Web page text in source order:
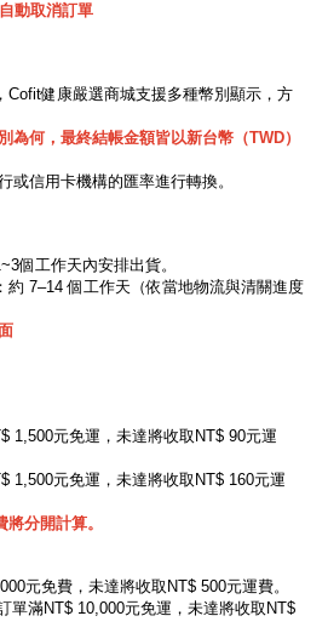
動取消訂單
Cofit健康嚴選商城支援多種幣別顯示，方
為何，最終結帳金額皆以新台幣（TWD）
或信用卡機構的匯率進行轉換。
個工作天內安排出貨。
約 7–14 個工作天（依當地物流與清關進度
1,500元免運，未達將收取NT$ 90元運
1,500元免運，未達將收取NT$ 160元運
分開計算。
元免費，未達將收取NT$ 500元運費。
單滿NT$ 10,000元免運，未達將收取NT$